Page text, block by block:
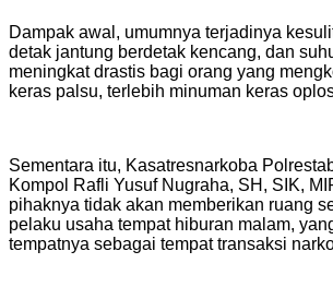
Dampak awal, umumnya terjadinya
detak jantung berdetak kencang, dan
meningkat drastis bagi orang yang
keras palsu, terlebih minuman keras
Sementara itu, Kasatresnarkoba
Kompol Rafli Yusuf Nugraha, SH, SIK,
pihaknya tidak akan memberikan ruang
pelaku usaha tempat hiburan malam,
tempatnya sebagai tempat transaksi